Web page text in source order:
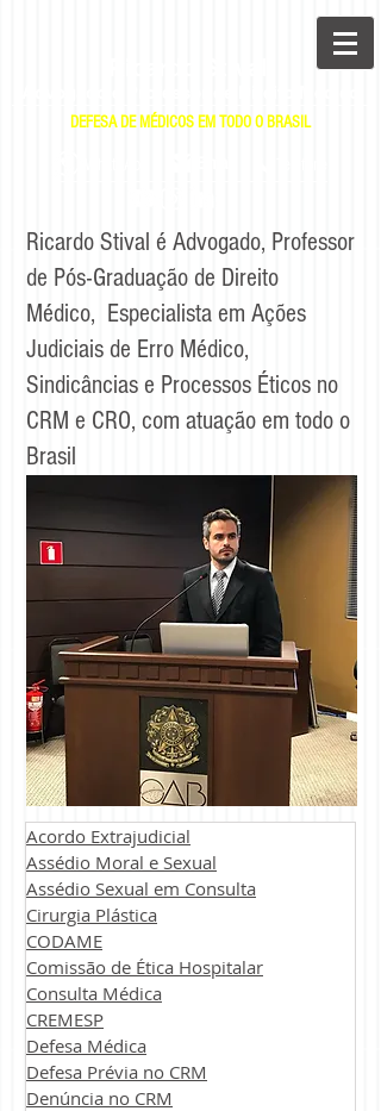
DEFESA DE MÉDICOS EM TODO O BRASIL
Ricardo Stival é Advogado, Professor
de Pós-Graduação de Direito
Médico, Especialista em Ações
Judiciais de Erro Médico,
Sindicâncias e Processos Éticos no
CRM e CRO, com atuação em todo o
Brasil
Acordo Extrajudicial
Assédio Moral e Sexual
Assédio Sexual em Consulta
Cirurgia Plástica
CODAME
Comissão de Ética Hospitalar
Consulta Médica
CREMESP
Defesa Médica
Defesa Prévia no CRM
Denúncia no CRM